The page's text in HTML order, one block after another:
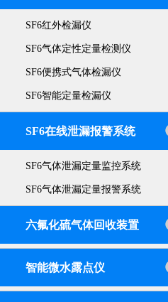
SF6红外检漏仪
SF6气体定性定量检测仪
SF6便携式气体检漏仪
SF6智能定量检漏仪
SF6在线泄漏报警系统
SF6气体泄漏定量监控系统
SF6气体泄漏定量报警系统
六氟化硫气体回收装置
智能微水露点仪